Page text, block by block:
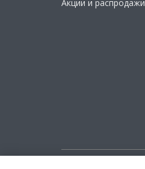
Акции и распродажи